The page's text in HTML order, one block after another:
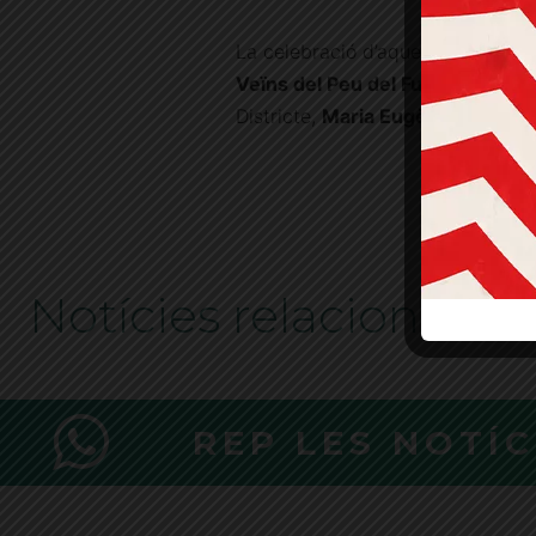
La celebració d’aquesta nova
Veïns del Peu del Funicular.A la
Districte, Maria Eugènia Gay
ETIQUETES
Notícies relacionades
REP LES